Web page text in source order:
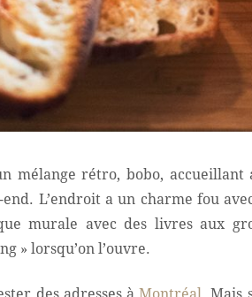
mélange rétro, bobo, accueillant
L’endroit a un charme fou
murale avec des livres aux
» lorsqu’on l’ouvre.